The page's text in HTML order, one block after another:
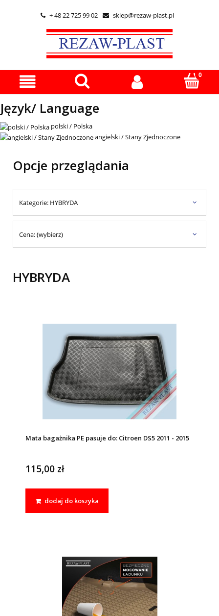
 + 48 22 725 99 02  sklep@rezaw-plast.pl
Język/ Language
polski / Polska
angielski / Stany Zjednoczone
Opcje przeglądania
Kategorie: HYBRYDA
Cena: (wybierz)
HYBRYDA
Mata bagażnika PE pasuje do: Citroen DS5 2011 - 2015
115,00 zł
dodaj do koszyka